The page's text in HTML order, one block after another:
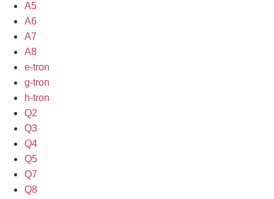
A5
A6
A7
A8
e-tron
g-tron
h-tron
Q2
Q3
Q4
Q5
Q7
Q8